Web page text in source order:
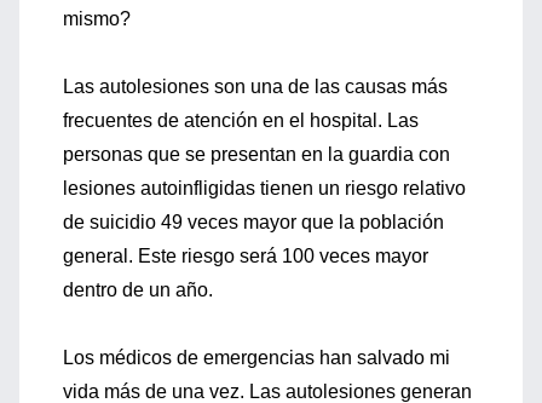
mismo?
Las autolesiones son una de las causas más
frecuentes de atención en el hospital. Las
personas que se presentan en la guardia con
lesiones autoinfligidas tienen un riesgo relativo
de suicidio 49 veces mayor que la población
general. Este riesgo será 100 veces mayor
dentro de un año.
Los médicos de emergencias han salvado mi
vida más de una vez. Las autolesiones generan